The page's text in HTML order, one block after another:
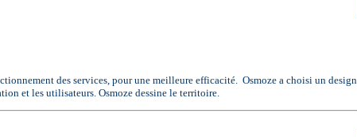
des services, pour une meilleure efficacité. Osmoze a choisi un design
et les utilisateurs. Osmoze dessine le territoire.